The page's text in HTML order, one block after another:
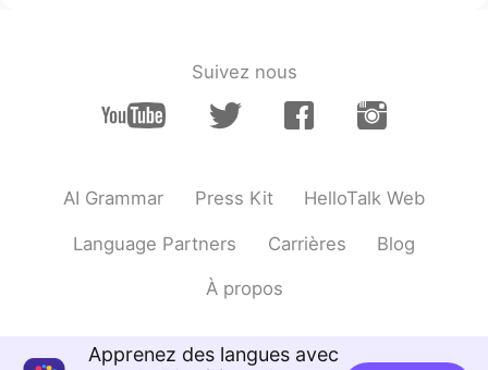
Suivez nous
AI Grammar Press Kit HelloTalk Web
Language Partners Carrières Blog
À propos
Apprenez des langues avec